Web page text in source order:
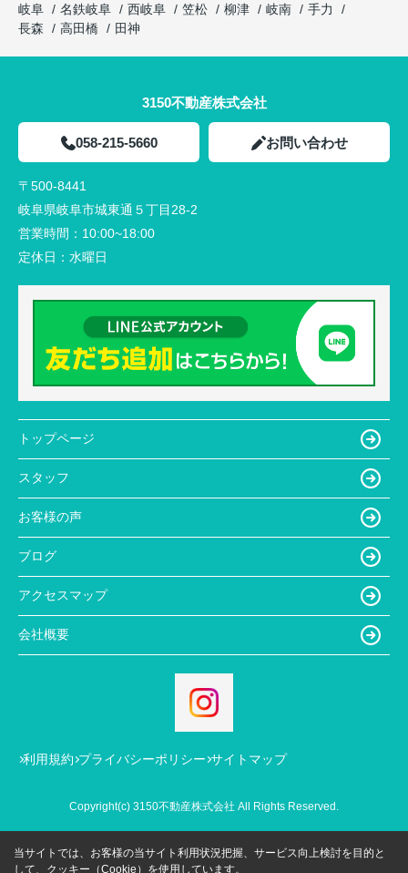
岐阜
名鉄岐阜 西岐阜 笠松 柳津 岐南
手力
長森
高田橋 田神
3150不動産株式会社
058-215-5660 お問い合わせ
〒500-8441
岐阜県岐阜市城東通５丁目28-2
営業時間： 10:00~18:00
定休日： 水曜日
トップページ
スタッフ
お客様の声
ブログ
アクセスマップ
会社概要
利用規約 プライバシーポリシー サイトマップ
Copyright(c) 3150不動産株式会社 All Rights Reserved.
当サイトでは、お客様の当サイト利用状況把握、サービス向上検討を目的と
して、クッキー（Cookie）を使用しています。